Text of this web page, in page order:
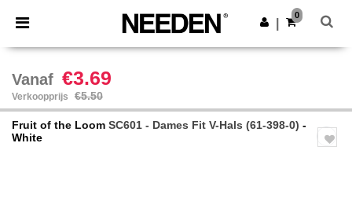
× Needen-app
Betere prijzen in de app!
Download app
0
Vanaf €3.69
Verkoopprijs €5.50
Fruit of the Loom SC601 - Dames Fit V-Hals (61-398-0) -
White